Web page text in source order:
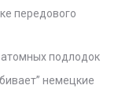
передового
подлодок
немецкие